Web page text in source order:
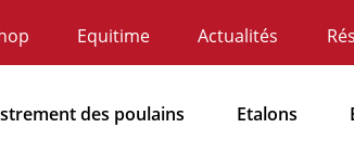
Equitime Actualités
des poulains Etalons